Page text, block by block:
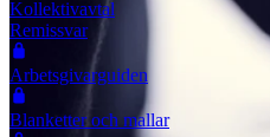
Kollektivavtal
Remissvar
Arbetsgivarguiden
Blanketter och mallar